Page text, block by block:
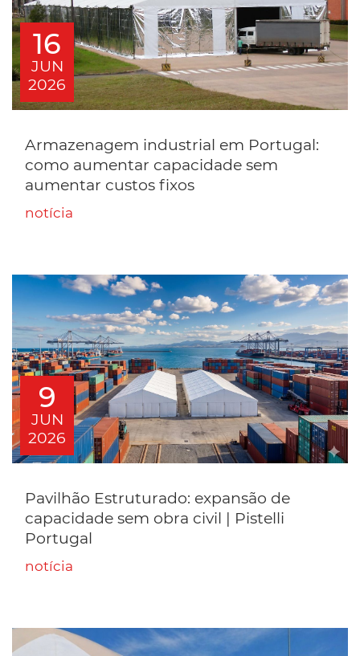
16
JUN
2026
Armazenagem industrial em Portugal:
como aumentar capacidade sem
aumentar custos fixos
notícia
9
JUN
2026
Pavilhão Estruturado: expansão de
capacidade sem obra civil | Pistelli
Portugal
notícia